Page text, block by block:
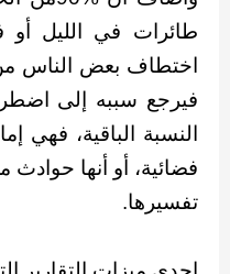
طائرات في الليل
اختطاف بعض الناس
فيرجع سببه إلى
النسبة الباقية، فهي
فضائية، أو أنها حوادث
تفسيرها.